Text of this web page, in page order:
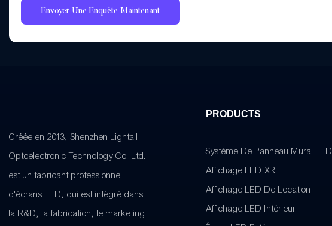
Envoyer Une Enquête Maintenant
Créée en 2013, Shenzhen Lightall
Optoelectronic Technology Co. Ltd.
est un fabricant professionnel
d'écrans LED, qui est intégré dans
la R&D, la fabrication, le marketing
PRODUCTS
Système De Panneau Mural LED
Affichage LED XR
Affichage LED De Location
Affichage LED Intérieur